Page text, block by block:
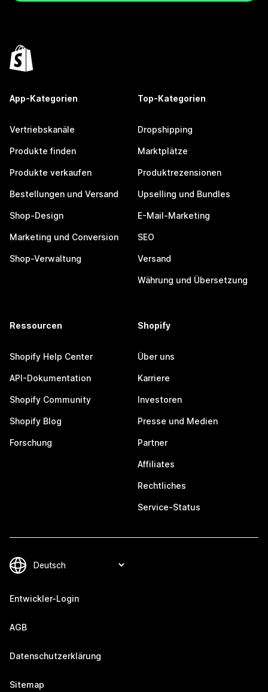
App-Kategorien
Vertriebskanäle
Produkte finden
Produkte verkaufen
Bestellungen und Versand
Shop-Design
Marketing und Conversion
Shop-Verwaltung
Top-Kategorien
Dropshipping
Marktplätze
Produktrezensionen
Upselling und Bundles
E-Mail-Marketing
SEO
Versand
Währung und Übersetzung
Ressourcen
Shopify Help Center
API-Dokumentation
Shopify Community
Shopify Blog
Forschung
Shopify
Über uns
Karriere
Investoren
Presse und Medien
Partner
Affiliates
Rechtliches
Service-Status
Entwickler-Login
AGB
Datenschutzerklärung
Sitemap